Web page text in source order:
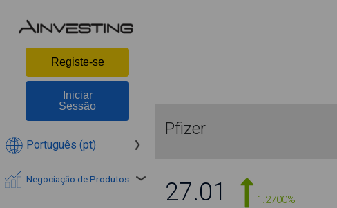
Registe-se
Iniciar
Sessão
Português (pt)
Negociação de Produtos
Pfizer
27.01 1.2700%